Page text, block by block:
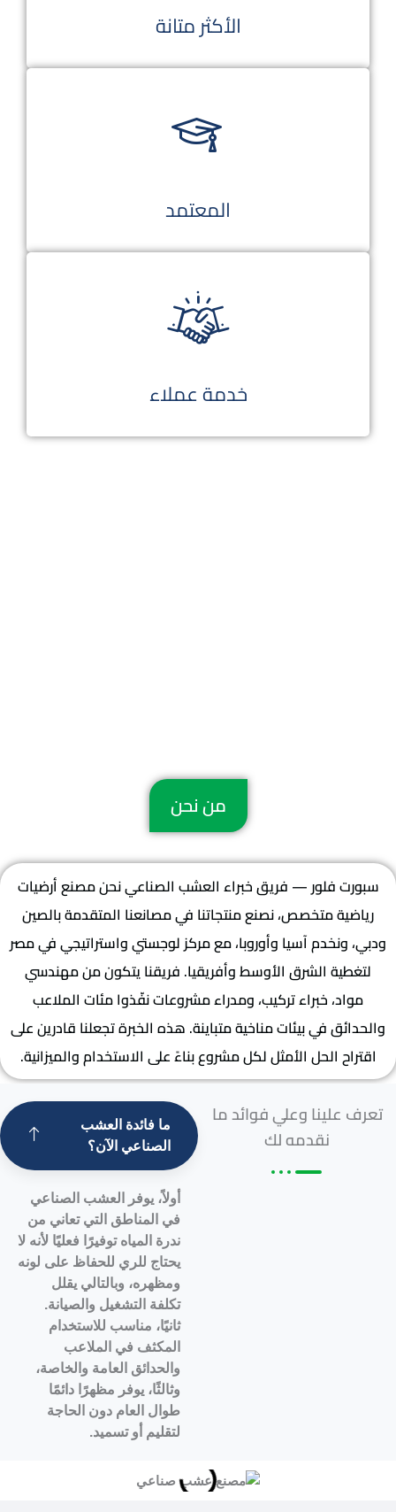
الأكثر متانة
المعتمد
خدمة عملاء
من نحن
سبورت فلور — فريق خبراء العشب الصناعي نحن مصنع أرضيات
رياضية متخصص، نصنع منتجاتنا في مصانعنا المتقدمة بالصين
ودبي، ونخدم آسيا وأوروبا، مع مركز لوجستي واستراتيجي في مصر
لتغطية الشرق الأوسط وأفريقيا. فريقنا يتكون من مهندسي
مواد، خبراء تركيب، ومدراء مشروعات نفّذوا مئات الملاعب
والحدائق في بيئات مناخية متباينة. هذه الخبرة تجعلنا قادرين على
اقتراح الحل الأمثل لكل مشروع بناءً على الاستخدام والميزانية.
تعرف علينا وعلي فوائد ما
نقدمه لك
ما فائدة العشب
الصناعي الآن؟
أولاً، يوفر العشب الصناعي
في المناطق التي تعاني من
ندرة المياه توفيرًا فعليًا لأنه لا
يحتاج للري للحفاظ على لونه
ومظهره، وبالتالي يقلل
تكلفة التشغيل والصيانة.
ثانيًا، مناسب للاستخدام
المكثف في الملاعب
والحدائق العامة والخاصة،
وثالثًا، يوفر مظهرًا دائمًا
طوال العام دون الحاجة
لتقليم أو تسميد.